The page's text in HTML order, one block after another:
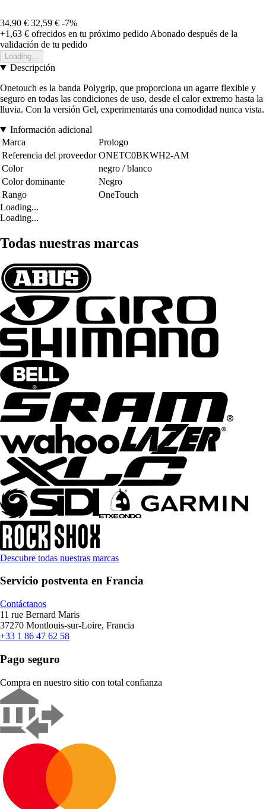
34,90 € 32,59 € -7%
+1,63 € ofrecidos en tu próximo pedido Abonado después de la
validación de tu pedido
Loading...
Descripción
Onetouch es la banda Polygrip, que proporciona un agarre flexible y
seguro en todas las condiciones de uso, desde el calor extremo hasta la
lluvia. Con la versión Gel, experimentarás una comodidad nunca vista.
Información adicional
Marca
Prologo
Referencia del proveedor ONETC0BKWH2-AM
Color
negro / blanco
Color dominante
Negro
Rango
OneTouch
Loading...
Loading...
Todas nuestras marcas
Descubre todas nuestras marcas
Servicio postventa en Francia
Contáctanos
11 rue Bernard Maris
37270 Montlouis-sur-Loire, Francia
+33 1 86 47 62 58
Pago seguro
Compra en nuestro sitio con total confianza